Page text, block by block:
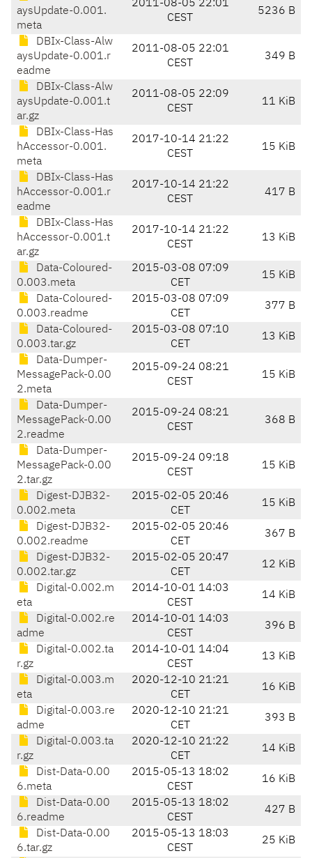
aysUpdate-0.001.
meta
2011-08-05 22:01
CEST
5236 B
DBIx-Class-Alw
aysUpdate-0.001.r
eadme
2011-08-05 22:01
CEST
349 B
DBIx-Class-Alw
aysUpdate-0.001.t
ar.gz
2011-08-05 22:09
CEST
11 KiB
DBIx-Class-Has
hAccessor-0.001.
meta
2017-10-14 21:22
CEST
15 KiB
DBIx-Class-Has
hAccessor-0.001.r
eadme
2017-10-14 21:22
CEST
417 B
DBIx-Class-Has
hAccessor-0.001.t
ar.gz
2017-10-14 21:22
CEST
13 KiB
Data-Coloured-
0.003.meta
2015-03-08 07:09
CET
15 KiB
Data-Coloured-
0.003.readme
2015-03-08 07:09
CET
377 B
Data-Coloured-
0.003.tar.gz
2015-03-08 07:10
CET
13 KiB
Data-Dumper-
MessagePack-0.00
2.meta
2015-09-24 08:21
CEST
15 KiB
Data-Dumper-
MessagePack-0.00
2.readme
2015-09-24 08:21
CEST
368 B
Data-Dumper-
MessagePack-0.00
2.tar.gz
2015-09-24 09:18
CEST
15 KiB
Digest-DJB32-
0.002.meta
2015-02-05 20:46
CET
15 KiB
Digest-DJB32-
0.002.readme
2015-02-05 20:46
CET
367 B
Digest-DJB32-
0.002.tar.gz
2015-02-05 20:47
CET
12 KiB
Digital-0.002.m
eta
2014-10-01 14:03
CEST
14 KiB
Digital-0.002.re
adme
2014-10-01 14:03
CEST
396 B
Digital-0.002.ta
r.gz
2014-10-01 14:04
CEST
13 KiB
Digital-0.003.m
eta
2020-12-10 21:21
CET
16 KiB
Digital-0.003.re
adme
2020-12-10 21:21
CET
393 B
Digital-0.003.ta
r.gz
2020-12-10 21:22
CET
14 KiB
Dist-Data-0.00
6.meta
2015-05-13 18:02
CEST
16 KiB
Dist-Data-0.00
6.readme
2015-05-13 18:02
CEST
427 B
Dist-Data-0.00
6.tar.gz
2015-05-13 18:03
CEST
25 KiB